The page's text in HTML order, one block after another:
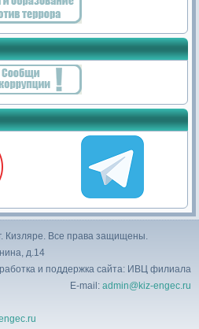
Кизляре. Все права защищены.
д.14
и поддержка сайта: ИВЦ филиала
E-mail: admin@kiz-engec.ru